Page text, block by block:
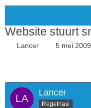
Website stuurt
Lancer 5 mei
Lancer
Regelnasi